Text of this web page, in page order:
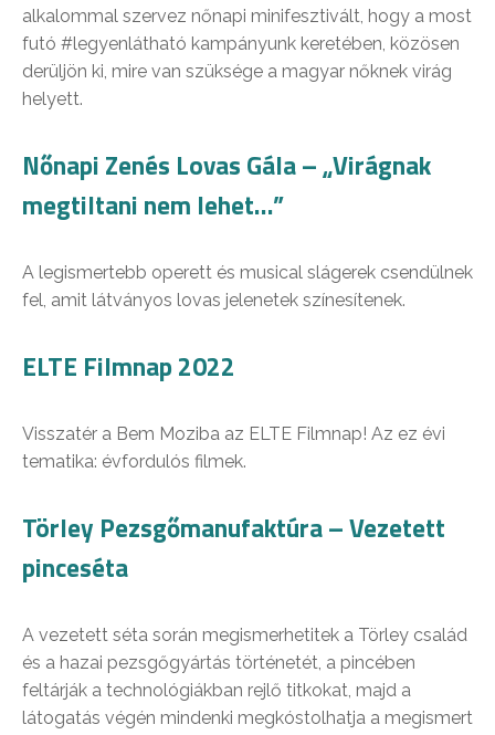
alkalommal szervez nőnapi minifesztivált, hogy a most
futó #legyenlátható kampányunk keretében, közösen
derüljön ki, mire van szüksége a magyar nőknek virág
helyett.
Nőnapi Zenés Lovas Gála – „Virágnak
megtiltani nem lehet…”
A legismertebb operett és musical slágerek csendülnek
fel, amit látványos lovas jelenetek színesítenek.
ELTE Filmnap 2022
Visszatér a Bem Moziba az ELTE Filmnap! Az ez évi
tematika: évfordulós filmek.
Törley Pezsgőmanufaktúra – Vezetett
pinceséta
A vezetett séta során megismerhetitek a Törley család
és a hazai pezsgőgyártás történetét, a pincében
feltárják a technológiákban rejlő titkokat, majd a
látogatás végén mindenki megkóstolhatja a megismert